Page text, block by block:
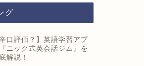
グ
辛口評価？】英語学習アプ
ニック式英会話ジム』を
解説！